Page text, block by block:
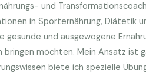
und
in Sporternährung, Diätetik
und ausgewogene
möchten. Mein Ansatz ist
biete ich spezielle